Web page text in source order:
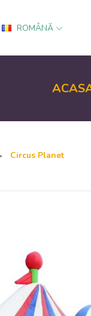
ROMÂNĂ
Circus Planet